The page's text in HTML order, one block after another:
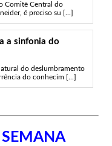
Comitê Central do
é preciso su [...]
a sinfonia do
do deslumbramento
do conhecim [...]
SEMANA